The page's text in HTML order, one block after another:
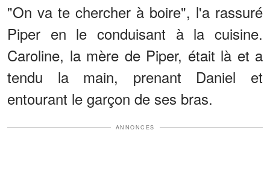
"On va te chercher à boire", l'a rassuré
Piper en le conduisant à la cuisine.
Caroline, la mère de Piper, était là et a
tendu la main, prenant Daniel et
entourant le garçon de ses bras.
ANNONCES